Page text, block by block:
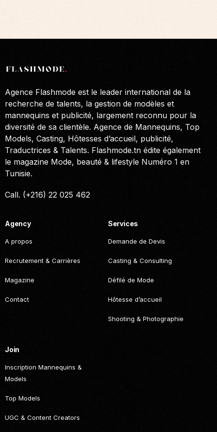
Agence Flashmode est le leader international de la
recherche de talents, la gestion de modèles et
mannequins et publicité, largement reconnu pour la
diversité de sa clientèle. Agence de Mannequins, Top
Models, Casting, Hôtesses d’accueil, publicité,
Traductrices & Talents. Flashmode.tn édite également
le magazine Mode, beauté & lifestyle Numéro 1 en
Tunisie.
Call. (+216) 22 025 462
Agency
A propos
Recrutement & Carrières
Magazine
Contact
Services
Demande de Devis
Casting & Consulting
Défilé de Mode
Hôtesse d’accueil
Shooting & Photographie
Join
Inscription Mannequins &
Models
Top Models
UGC & Content Creators